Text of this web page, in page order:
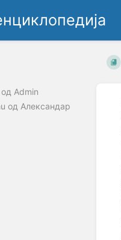
oд Admin
од Александар